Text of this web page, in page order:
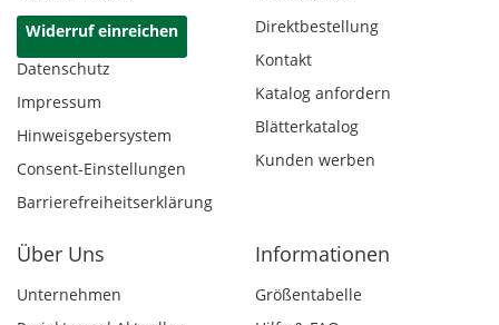
Widerruf einreichen
Datenschutz
Impressum
Hinweisgebersystem
Consent-Einstellungen
Barrierefreiheitserklärung
Direktbestellung
Kontakt
Katalog anfordern
Blätterkatalog
Kunden werben
Über Uns
Unternehmen
Informationen
Größentabelle